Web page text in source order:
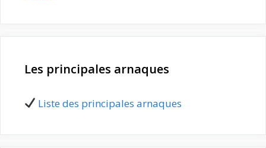
Les principales arnaques
Liste des principales arnaques